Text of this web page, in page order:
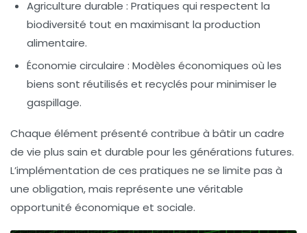
Agriculture durable : Pratiques qui respectent la
biodiversité tout en maximisant la production
alimentaire.
Économie circulaire : Modèles économiques où les
biens sont réutilisés et recyclés pour minimiser le
gaspillage.
Chaque élément présenté contribue à bâtir un cadre
de vie plus sain et durable pour les générations futures.
L’implémentation de ces pratiques ne se limite pas à
une obligation, mais représente une véritable
opportunité économique et sociale.